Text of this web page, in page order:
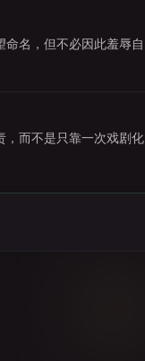
命名，但不必因此羞辱自
，而不是只靠一次戏剧化